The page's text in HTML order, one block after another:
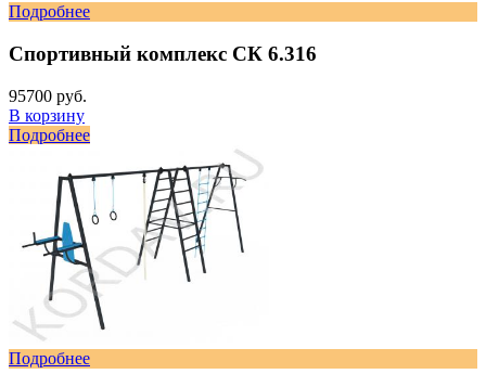
Подробнее
Спортивный комплекс СК 6.316
95700 руб.
В корзину
Подробнее
Подробнее